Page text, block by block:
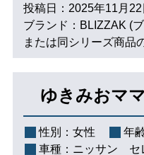
投稿日：2025年11月22
ブランド：BLIZZAK (
または同シリーズ商品
ゆきみおママ
性別： 女性 年
車種： ニッサン セ